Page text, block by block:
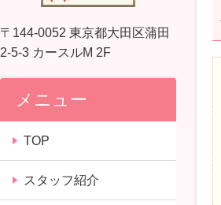
〒144-0052 東京都大田区蒲田
2-5-3 カースルM 2F
メニュー
TOP
スタッフ紹介